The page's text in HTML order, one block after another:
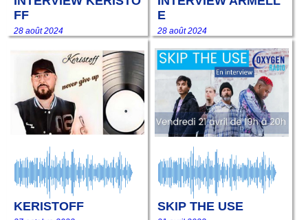
FF
28 août 2024
E
28 août 2024
KERISTOFF SKIP THE USE